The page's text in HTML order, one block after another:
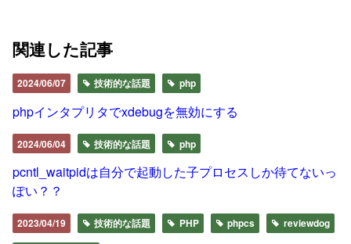
関連した記事
2024/06/07 技術的な話題 php
phpインタプリタでxdebugを無効にする
2024/06/04 技術的な話題 php
pcntl_waitpidは自分で起動した子プロセスしか待てないっ
ぽい？？
2023/04/19 技術的な話題 PHP phpcs reviewdog